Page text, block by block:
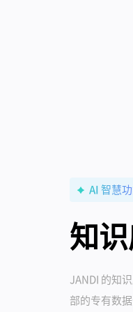
AI 智慧
知
JANDI 的知
部的专有数